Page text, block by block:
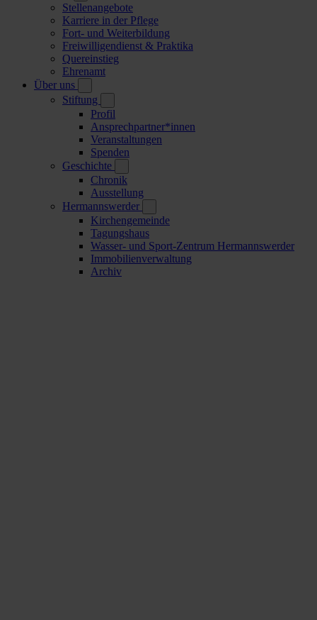
Stellenangebote
Karriere in der Pflege
Fort- und Weiterbildung
Freiwilligendienst & Praktika
Quereinstieg
Ehrenamt
Über uns
Stiftung
Profil
Ansprechpartner*innen
Veranstaltungen
Spenden
Geschichte
Chronik
Ausstellung
Hermannswerder
Kirchengemeinde
Tagungshaus
Wasser- und Sport-Zentrum Hermannswerder
Immobilienverwaltung
Archiv